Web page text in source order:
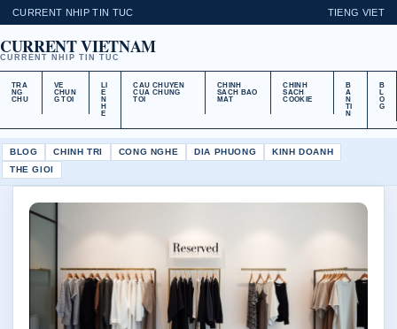
CURRENT NHIP TIN TUC TIENG VIET
CURRENT VIETNAM
CURRENT NHIP TIN TUC
TRA
NG
CHU
VE
CHUN
G TOI
LI
E
N
H
E
CAU CHUYEN
CUA CHUNG
TOI
CHINH
SACH BAO
MAT
CHINH
SACH
COOKIE
B
A
N
TI
N
B
L
O
G
BLOG CHINH TRI CONG NGHE DIA PHUONG
KINH DOANH
THE GIOI